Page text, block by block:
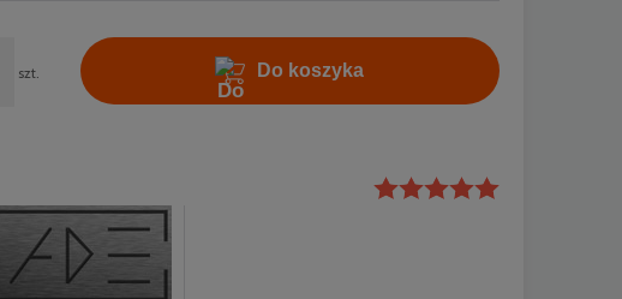
szt. Do koszyka